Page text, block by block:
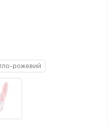
рожевий